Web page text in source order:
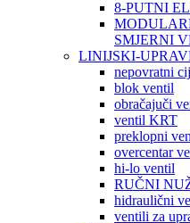
8-PUTNI
SMJERNI
LINIJSKI-
nepovratni
blok ventil
obračajuči
ventil KRT
preklopni
overcentar
hi-lo ventil
RUČNI
hidraulični
ventili za